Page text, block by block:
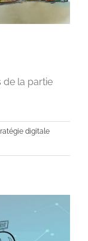
de la partie
digitale